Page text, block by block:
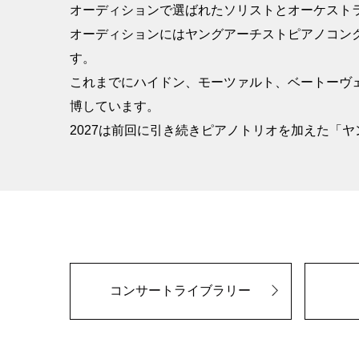
オーディションで選ばれたソリストとオーケス
オーディションにはヤングアーチストピアノコ
す。
これまでにハイドン、モーツァルト、ベートー
博しています。
2027は前回に引き続きピアノトリオを加えた「
コンサートライブラリー